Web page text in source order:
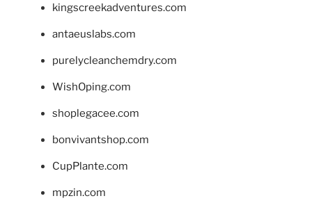
kingscreekadventures.com
antaeuslabs.com
purelycleanchemdry.com
WishOping.com
shoplegacee.com
bonvivantshop.com
CupPlante.com
mpzin.com